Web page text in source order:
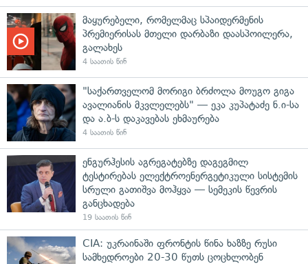
მაყურებელი, რომელმაც სპაიდერმენის
პრემიერისას მთელი დარბაზი დაასპოილერა,
გალახეს
4 საათის წინ
"საქართველომ მორიგი ბრძოლა მოუგო გიგა
ავალიანის მკვლელებს" — ეკა კუპატაძე ნ.ი-სა
და ა.ბ-ს დაკავებას ეხმაურება
4 საათის წინ
ენგურჰესის აგრეგატებზე დაგეგმილ
ტესტირებას ელექტროენერგეტიკული სისტემის
სრული გათიშვა მოჰყვა — სემეკის წევრის
განცხადება
19 საათის წინ
CIA: უკრაინაში ფრონტის წინა ხაზზე რუსი
სამხედროები 20-30 წუთს ცოცხლობენ